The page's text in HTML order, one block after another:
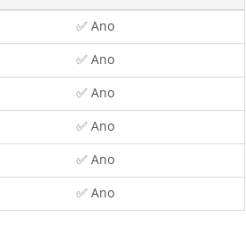
✅ Ano
✅ Ano
✅ Ano
✅ Ano
✅ Ano
✅ Ano